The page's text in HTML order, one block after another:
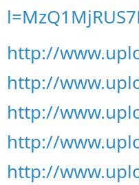
http://
http://
http://
http://
http://